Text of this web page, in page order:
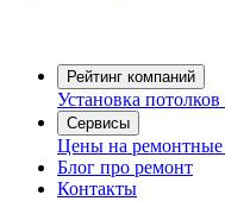
Рейтинг компаний
Установка потолков
Сервисы
Цены на ремонтные
Блог про ремонт
Контакты